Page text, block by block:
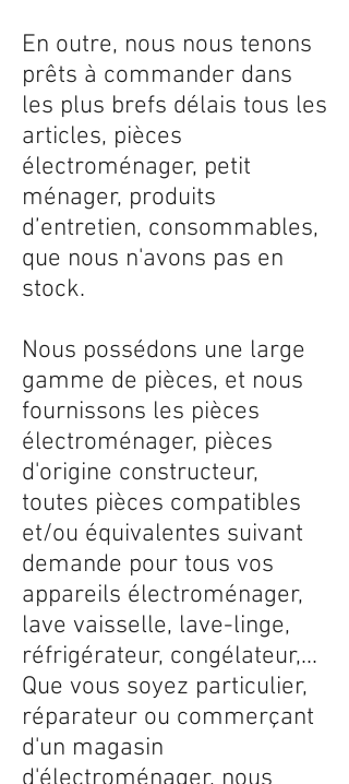
En outre, nous nous tenons
prêts à commander dans
les plus brefs délais tous les
articles, pièces
électroménager, petit
ménager, produits
d’entretien, consommables,
que nous n'avons pas en
stock.
Nous possédons une large
gamme de pièces, et nous
fournissons les pièces
électroménager, pièces
d'origine constructeur,
toutes pièces compatibles
et/ou équivalentes suivant
demande pour tous vos
appareils électroménager,
lave vaisselle, lave-linge,
réfrigérateur, congélateur,...
Que vous soyez particulier,
réparateur ou commerçant
d'un magasin